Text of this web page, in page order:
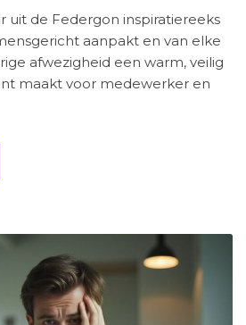
uit de Federgon inspiratiereeks
aanpakt en van elke
afwezigheid een warm, veilig
maakt voor medewerker en